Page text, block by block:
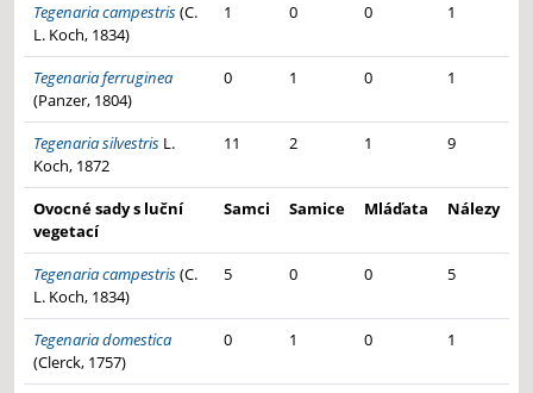
Tegenaria campestris(C.
L. Koch, 1834)
1 0 0 1
Tegenaria ferruginea
(Panzer, 1804)
0 1 0 1
Tegenaria silvestris L.
Koch, 1872
11 2 1 9
Ovocné sady s luční
vegetací
Samci Samice Mláďata Nálezy
Tegenaria campestris(C.
L. Koch, 1834)
5 0 0 5
Tegenaria domestica
(Clerck, 1757)
0 1 0 1